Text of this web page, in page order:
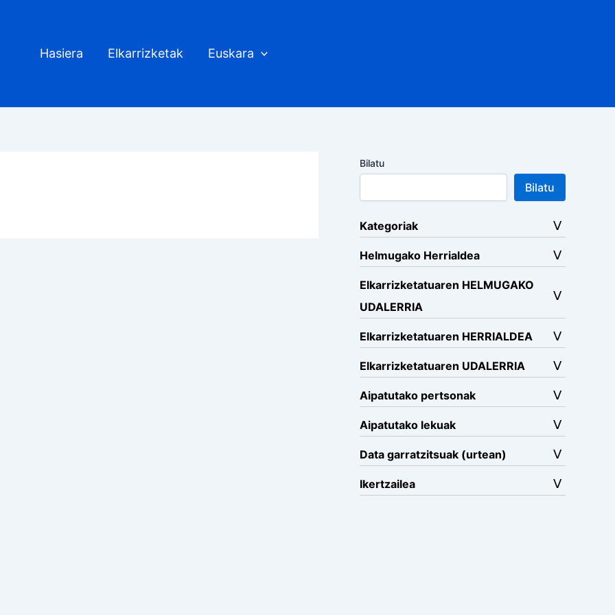
Hasiera Elkarrizketak Euskara
Bilatu
Bilatu
Kategoriak
Helmugako Herrialdea
Elkarrizketatuaren HELMUGAKO
UDALERRIA
Elkarrizketatuaren HERRIALDEA
Elkarrizketatuaren UDALERRIA
Aipatutako pertsonak
Aipatutako lekuak
Data garratzitsuak (urtean)
Ikertzailea